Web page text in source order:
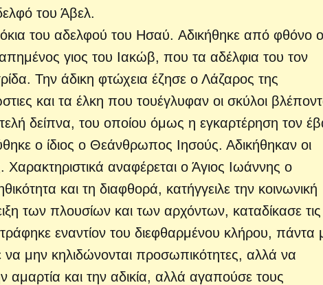
του Άβελ.
του αδελφού του Ησαύ. Αδικήθηκε από φθόνο ο
γιος του Ιακώβ, που τα αδέλφια του τον
Την άδικη φτώχεια έζησε ο Λάζαρος της
και τα έλκη που τουέγλυφαν οι σκύλοι
δείπνα, του οποίου όμως η εγκαρτέρηση τον
ο ίδιος ο Θεάνθρωπος Ιησούς. Αδικήθηκαν οι
αναφέρεται ο Άγιος Ιωάννης ο
και τη διαφθορά, κατήγγειλε την κοινωνική
των πλουσίων και των αρχόντων, καταδίκασε τις
εναντίον του διεφθαρμένου κλήρου, πάντα
μην κηλιδώνονται προσωπικότητες, αλλά να
αμαρτία και την αδικία, αλλά αγαπούσε τους